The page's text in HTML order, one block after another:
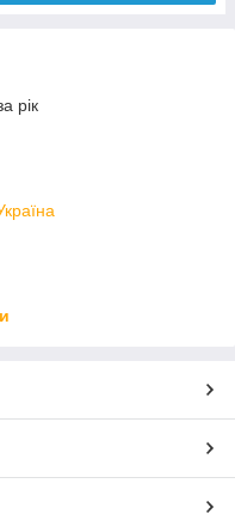
рік